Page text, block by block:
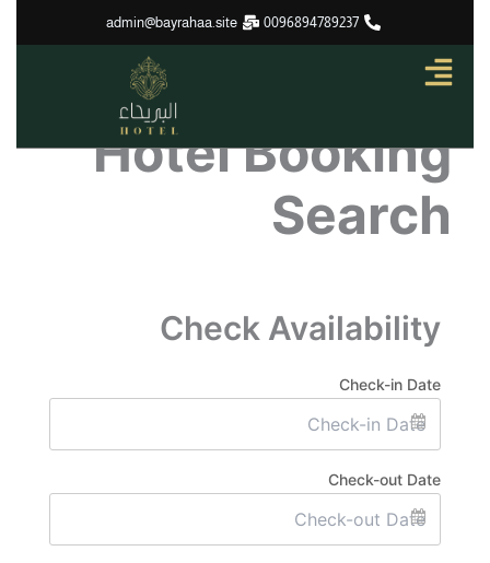
إلى
المحتوى
0096894789237
admin@bayrahaa.site
Hotel Booking
Search
Check Availability
Check-in Date
Check-out Date